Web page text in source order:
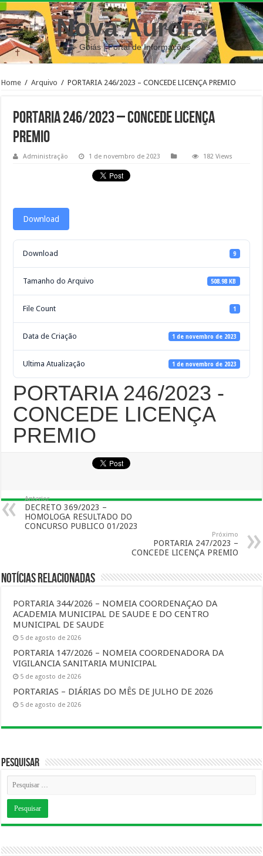
Nova Aurora
– Goiás | Portal de Informações
Home / Arquivo / PORTARIA 246/2023 – CONCEDE LICENÇA PREMIO
PORTARIA 246/2023 – CONCEDE LICENÇA
PREMIO
Administração 1 de novembro de 2023 182 Views
Download
Download 9
Tamanho do Arquivo 508.98 KB
File Count 1
Data de Criação 1 de novembro de 2023
Ultima Atualização 1 de novembro de 2023
PORTARIA 246/2023 -
CONCEDE LICENÇA
PREMIO
Anterior
DECRETO 369/2023 –
HOMOLOGA RESULTADO DO
CONCURSO PUBLICO 01/2023
Próximo
PORTARIA 247/2023 –
CONCEDE LICENÇA PREMIO
Notícias Relacionadas
PORTARIA 344/2026 – NOMEIA COORDENAÇAO DA
ACADEMIA MUNICIPAL DE SAUDE E DO CENTRO
MUNICIPAL DE SAUDE
5 de agosto de 2026
PORTARIA 147/2026 – NOMEIA COORDENADORA DA
VIGILANCIA SANITARIA MUNICIPAL
5 de agosto de 2026
PORTARIAS – DIÁRIAS DO MÊS DE JULHO DE 2026
5 de agosto de 2026
Pesquisar